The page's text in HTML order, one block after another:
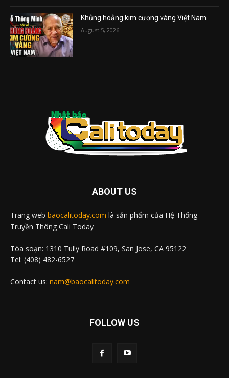
Khủng hoảng kim cương vàng Việt Nam
August 5, 2026
ABOUT US
Trang web baocalitoday.com là sản phẩm của Hệ Thống
Truyền Thông Cali Today
Tòa soạn: 1310 Tully Road #109, San Jose, CA 95122
Tel: (408) 482-6527
Contact us: nam@baocalitoday.com
FOLLOW US